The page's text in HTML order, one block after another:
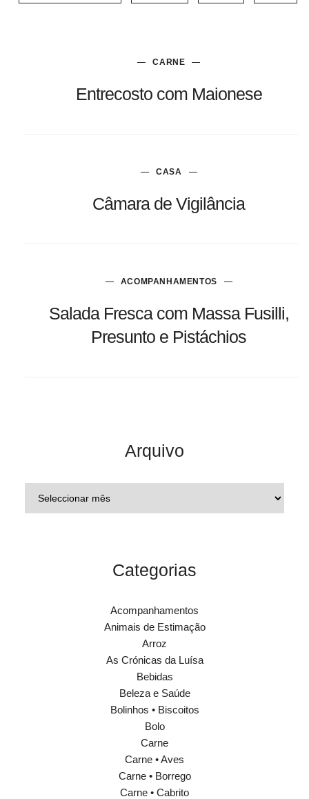
CARNE
Entrecosto com Maionese
CASA
Câmara de Vigilância
ACOMPANHAMENTOS
Salada Fresca com Massa Fusilli,
Presunto e Pistáchios
Arquivo
Categorias
Acompanhamentos
Animais de Estimação
Arroz
As Crónicas da Luísa
Bebidas
Beleza e Saúde
Bolinhos • Biscoitos
Bolo
Carne
Carne • Aves
Carne • Borrego
Carne • Cabrito